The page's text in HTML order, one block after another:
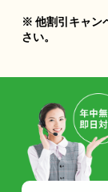
※ 他割引キャン
さい。